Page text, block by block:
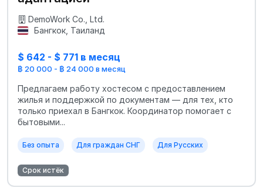
DemoWork Co., Ltd.
Бангкок, Таиланд
$ 642 - $ 771 в месяц
฿ 20 000 - ฿ 24 000 в месяц
Предлагаем работу хостесом с предоставлением
жилья и поддержкой по документам — для тех, кто
только приехал в Бангкок. Координатор помогает с
бытовыми...
Без опыта Для граждан СНГ Для Русских
Срок истёк